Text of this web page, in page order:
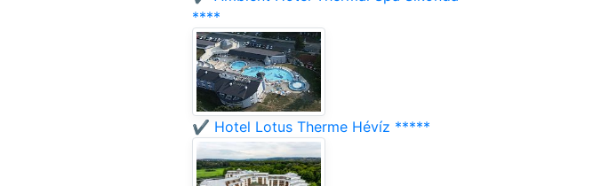
****
✔️ Hotel Lotus Therme Hévíz *****